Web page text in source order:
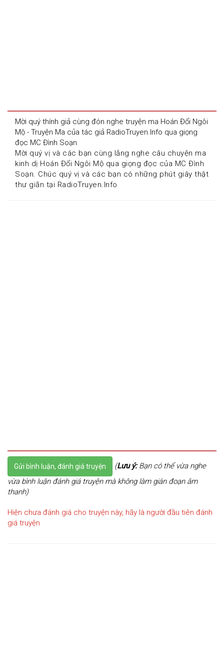
Mời quý thính giả cùng đón nghe truyện ma Hoán Đổi Ngôi
Mộ - Truyện Ma của tác giả RadioTruyen.Info qua giọng
đọc MC Đình Soạn
Mời quý vị và các bạn cùng lắng nghe câu chuyện ma
kinh dị Hoán Đổi Ngôi Mộ qua giọng đọc của MC Đình
Soạn. Chúc quý vị và các bạn có những phút giây thật
thư giãn tại RadioTruyen.Info
Gửi bình luận, đánh giá truyện (Lưu ý:Bạn có thể vừa nghe
vừa bình luận đánh giá truyện mà không làm gián đoạn âm
thanh)
Hiện chưa đánh giá cho truyện này, hãy là người đầu tiên đánh
giá truyện